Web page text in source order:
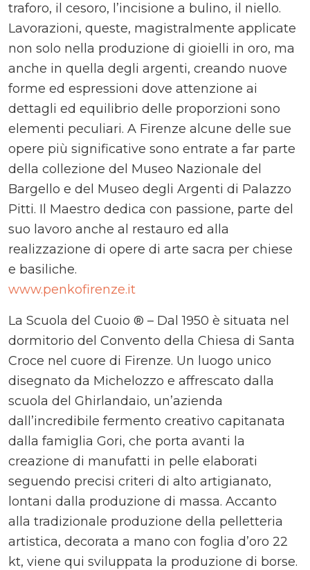
traforo, il cesoro, l’incisione a bulino, il niello.
Lavorazioni, queste, magistralmente applicate
non solo nella produzione di gioielli in oro, ma
anche in quella degli argenti, creando nuove
forme ed espressioni dove attenzione ai
dettagli ed equilibrio delle proporzioni sono
elementi peculiari. A Firenze alcune delle sue
opere più significative sono entrate a far parte
della collezione del Museo Nazionale del
Bargello e del Museo degli Argenti di Palazzo
Pitti. Il Maestro dedica con passione, parte del
suo lavoro anche al restauro ed alla
realizzazione di opere di arte sacra per chiese
e basiliche.
www.penkofirenze.it
La Scuola del Cuoio ® – Dal 1950 è situata nel
dormitorio del Convento della Chiesa di Santa
Croce nel cuore di Firenze. Un luogo unico
disegnato da Michelozzo e affrescato dalla
scuola del Ghirlandaio, un’azienda
dall’incredibile fermento creativo capitanata
dalla famiglia Gori, che porta avanti la
creazione di manufatti in pelle elaborati
seguendo precisi criteri di alto artigianato,
lontani dalla produzione di massa. Accanto
alla tradizionale produzione della pelletteria
artistica, decorata a mano con foglia d’oro 22
kt, viene qui sviluppata la produzione di borse.